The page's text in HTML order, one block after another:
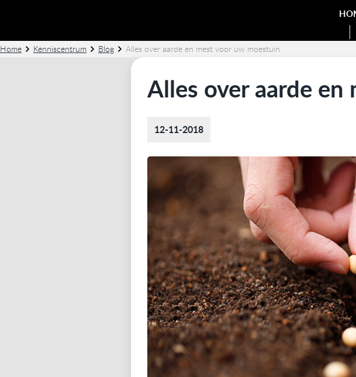
Home Kenniscentrum Blog Alles over aarde en mest voor uw moestuin
Alles over aarde
12-11-2018